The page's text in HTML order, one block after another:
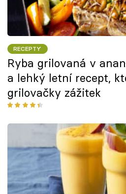
RECEPTY
Ryba grilovaná v
a lehký letní recept,
grilovačky zážitek